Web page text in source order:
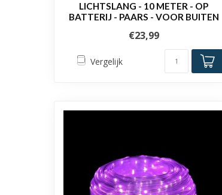
LICHTSLANG - 10 METER - OP
BATTERIJ - PAARS - VOOR BUITEN
€23,99
Vergelijk